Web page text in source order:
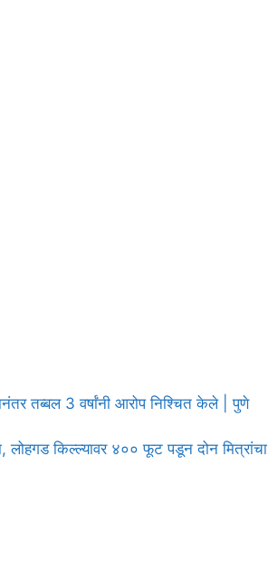
तब्बल 3 वर्षांनी आरोप निश्चित केले | पुणे
लोहगड किल्ल्यावर ४०० फूट पडून दोन मित्रांचा